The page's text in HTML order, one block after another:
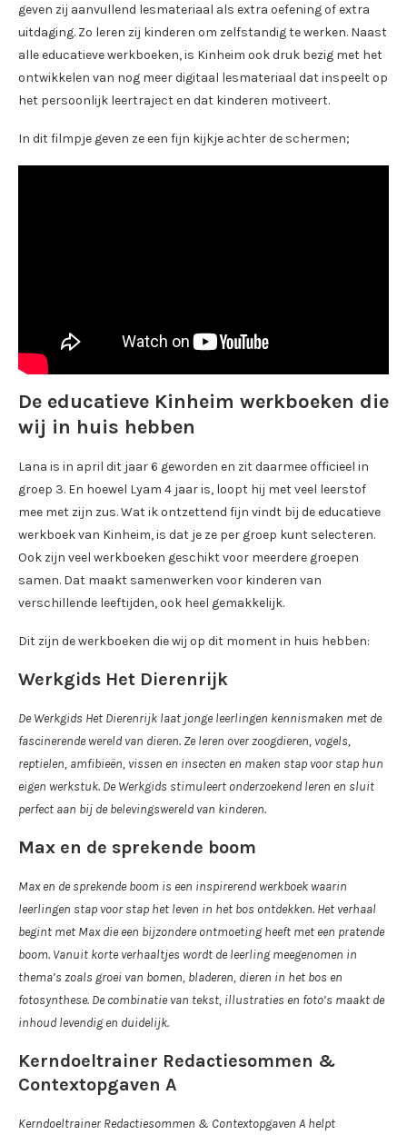
geven zij aanvullend lesmateriaal als extra oefening of extra
uitdaging. Zo leren zij kinderen om zelfstandig te werken. Naast
alle educatieve werkboeken, is Kinheim ook druk bezig met het
ontwikkelen van nog meer digitaal lesmateriaal dat inspeelt op
het persoonlijk leertraject en dat kinderen motiveert.
In dit filmpje geven ze een fijn kijkje achter de schermen;
De educatieve Kinheim werkboeken die
wij in huis hebben
Lana is in april dit jaar 6 geworden en zit daarmee officieel in
groep 3. En hoewel Lyam 4 jaar is, loopt hij met veel leerstof
mee met zijn zus. Wat ik ontzettend fijn vindt bij de educatieve
werkboek van Kinheim, is dat je ze per groep kunt selecteren.
Ook zijn veel werkboeken geschikt voor meerdere groepen
samen. Dat maakt samenwerken voor kinderen van
verschillende leeftijden, ook heel gemakkelijk.
Dit zijn de werkboeken die wij op dit moment in huis hebben:
Werkgids Het Dierenrijk
De Werkgids Het Dierenrijk laat jonge leerlingen kennismaken met de
fascinerende wereld van dieren. Ze leren over zoogdieren, vogels,
reptielen, amfibieën, vissen en insecten en maken stap voor stap hun
eigen werkstuk. De Werkgids stimuleert onderzoekend leren en sluit
perfect aan bij de belevingswereld van kinderen.
Max en de sprekende boom
Max en de sprekende boom is een inspirerend werkboek waarin
leerlingen stap voor stap het leven in het bos ontdekken. Het verhaal
begint met Max die een bijzondere ontmoeting heeft met een pratende
boom. Vanuit korte verhaaltjes wordt de leerling meegenomen in
thema’s zoals groei van bomen, bladeren, dieren in het bos en
fotosynthese. De combinatie van tekst, illustraties en foto’s maakt de
inhoud levendig en duidelijk.
Kerndoeltrainer Redactiesommen &
Contextopgaven A
Kerndoeltrainer Redactiesommen & Contextopgaven A helpt